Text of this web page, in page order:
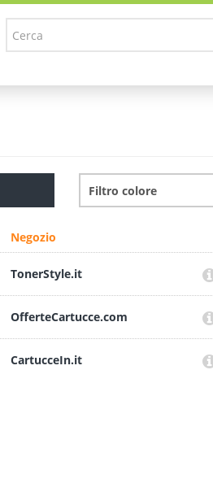
Negozio
TonerStyle.it
OfferteCartucce.com
CartucceIn.it